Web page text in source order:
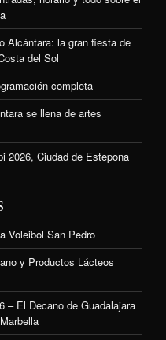
Alcántara: la gran fiesta de
del Sol
completa
se llena de artes
2026, Ciudad de Estepona
Voleibol San Pedro
y Productos Lácteos
– El Decano de Guadalajara